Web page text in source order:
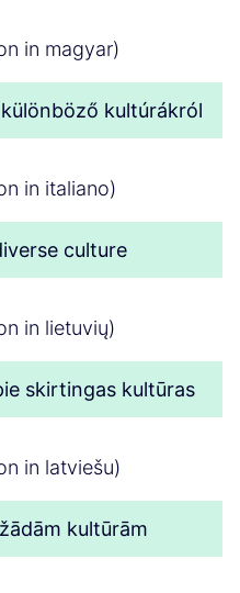
in magyar)
kultúrákról
in italiano)
culture
in lietuvių)
skirtingas kultūras
in latviešu)
kultūrām